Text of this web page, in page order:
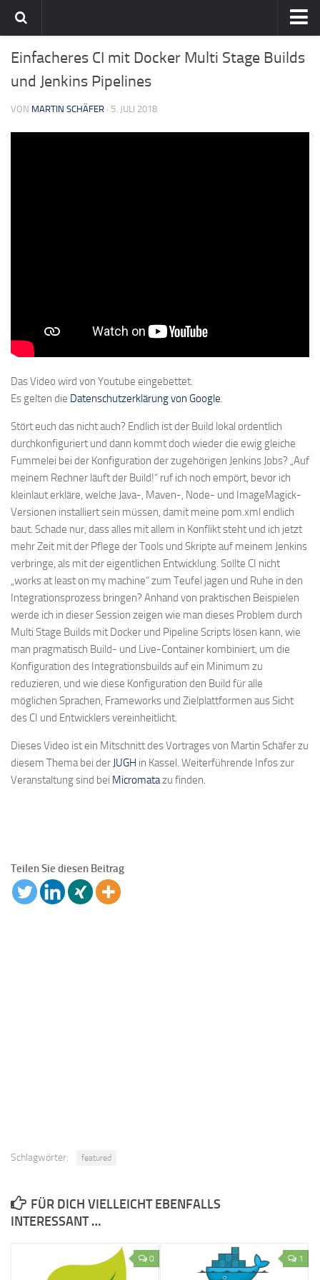
Home
Team
Einfacheres CI mit Docker Multi Stage Builds
und Jenkins Pipelines
VON MARTIN SCHÄFER · 5. JULI 2018
Das Video wird von Youtube eingebettet.
Es gelten die Datenschutzerklärung von Google.
Stört euch das nicht auch? Endlich ist der Build lokal ordentlich
durchkonfiguriert und dann kommt doch wieder die ewig gleiche
Fummelei bei der Konfiguration der zugehörigen Jenkins Jobs? „Auf
meinem Rechner läuft der Build!“ ruf ich noch empört, bevor ich
kleinlaut erkläre, welche Java-, Maven-, Node- und ImageMagick-
Versionen installiert sein müssen, damit meine pom.xml endlich
baut. Schade nur, dass alles mit allem in Konflikt steht und ich jetzt
mehr Zeit mit der Pflege der Tools und Skripte auf meinem Jenkins
verbringe, als mit der eigentlichen Entwicklung. Sollte CI nicht
„works at least on my machine“ zum Teufel jagen und Ruhe in den
Integrationsprozess bringen? Anhand von praktischen Beispielen
werde ich in dieser Session zeigen wie man dieses Problem durch
Multi Stage Builds mit Docker und Pipeline Scripts lösen kann, wie
man pragmatisch Build- und Live-Container kombiniert, um die
Konfiguration des Integrationsbuilds auf ein Minimum zu
reduzieren, und wie diese Konfiguration den Build für alle
möglichen Sprachen, Frameworks und Zielplattformen aus Sicht
des CI und Entwicklers vereinheitlicht.
Dieses Video ist ein Mitschnitt des Vortrages von Martin Schäfer zu
diesem Thema bei der JUGH in Kassel. Weiterführende Infos zur
Veranstaltung sind bei Micromatazu finden.
Teilen Sie diesen Beitrag
Schlagwörter: featured
FÜR DICH VIELLEICHT EBENFALLS
INTERESSANT …
0 1